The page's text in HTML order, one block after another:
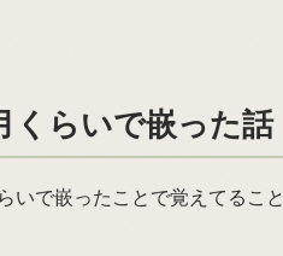
くらいで嵌った話
いで嵌ったことで覚えてること